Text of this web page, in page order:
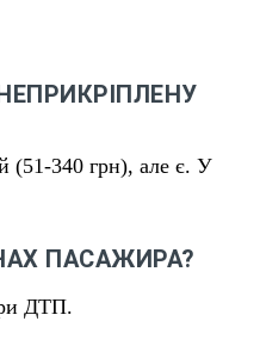
(51-340 грн), але є. У
ПАСАЖИРА?
ДТП.